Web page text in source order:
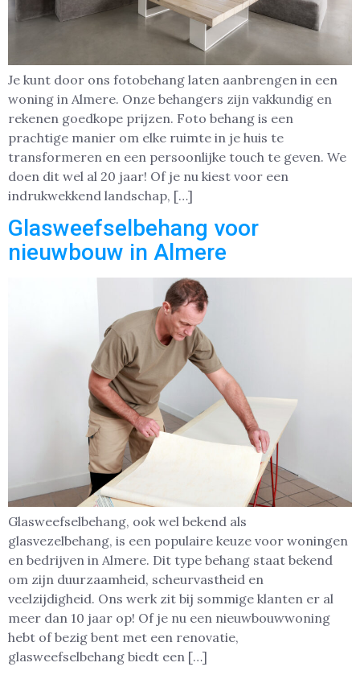
Je kunt door ons fotobehang laten aanbrengen in een
woning in Almere. Onze behangers zijn vakkundig en
rekenen goedkope prijzen. Foto behang is een
prachtige manier om elke ruimte in je huis te
transformeren en een persoonlijke touch te geven. We
doen dit wel al 20 jaar! Of je nu kiest voor een
indrukwekkend landschap, […]
Glasweefselbehang voor
nieuwbouw in Almere
Glasweefselbehang, ook wel bekend als
glasvezelbehang, is een populaire keuze voor woningen
en bedrijven in Almere. Dit type behang staat bekend
om zijn duurzaamheid, scheurvastheid en
veelzijdigheid. Ons werk zit bij sommige klanten er al
meer dan 10 jaar op! Of je nu een nieuwbouwwoning
hebt of bezig bent met een renovatie,
glasweefselbehang biedt een […]